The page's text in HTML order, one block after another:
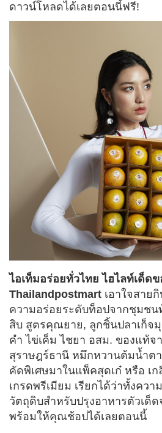
ดาวน์โหลดได้เลยตอนนี้ฟรี!
ไอเท็มอร่อยทั่วไทย ไฮไลท์เด็ดข
Thailandpostmart เอาใจสาย
ความอร่อยระดับท็อปจากชุมช
สิบ สูตรคุณยาย, ลูกชิ้นปลาเก็จ
คำ ไข่เค็ม ไชยา อสม. ของแท้จ
สุราษฎร์ธานี หมึกหวานต้มน้ำต
คัดพิเศษมาในแพ็คสุดเก๋ หรือ เ
เกรดพรีเมียม เรียกได้ว่าทั้งคว
วัตถุดิบสำหรับปรุงอาหารตัวเด็
พร้อมให้คุณช้อปได้เลยตอนนี้